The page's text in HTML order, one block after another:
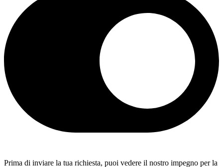
Prima di inviare la tua richiesta, puoi vedere il nostro impegno per la